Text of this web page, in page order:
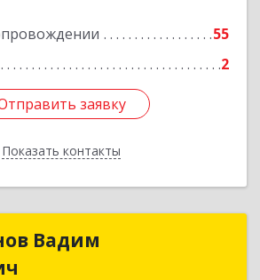
55
2
заявку
Показать контакты
заявку
Назад
Вадим
ИП Епифанов Вадим